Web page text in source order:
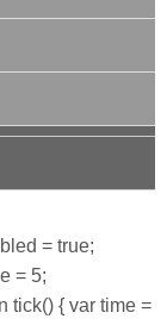
= true;
= 5;
tick() { var time =